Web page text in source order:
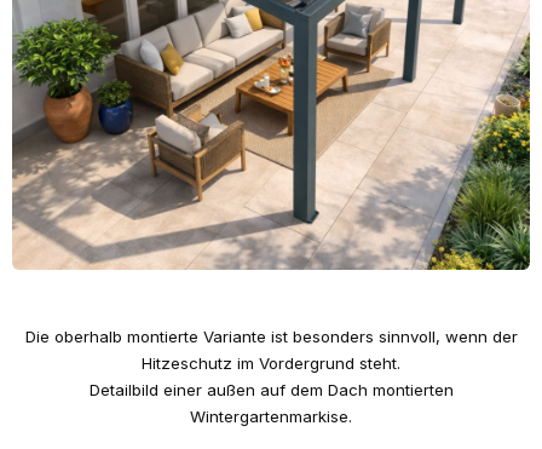
Die oberhalb montierte Variante ist besonders sinnvoll, wenn der
Hitzeschutz im Vordergrund steht.
Detailbild einer außen auf dem Dach montierten
Wintergartenmarkise.